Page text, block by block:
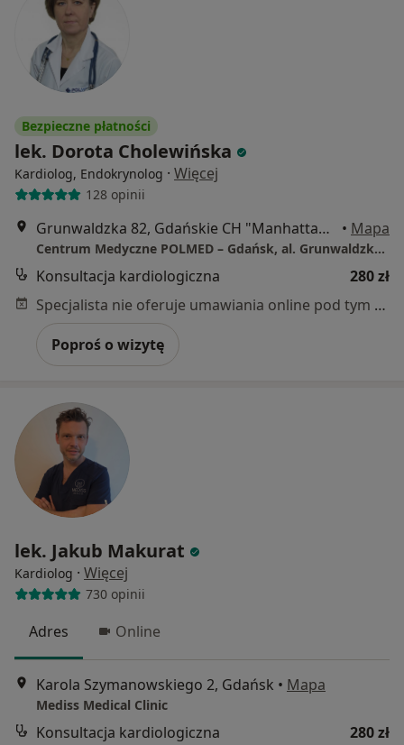
Bezpieczne płatności
lek. Dorota Cholewińska
Kardiolog, Endokrynolog · Więcej
128 opinii
Grunwaldzka 82, Gdańskie CH "Manhattan", Gdańsk • Mapa
Centrum Medyczne POLMED – Gdańsk, al. Grunwaldzka 82
Konsultacja kardiologiczna
280 zł
Specjalista nie oferuje umawiania online pod tym adresem.
Poproś o wizytę
lek. Jakub Makurat
Kardiolog · Więcej
730 opinii
Adres Online
Karola Szymanowskiego 2, Gdańsk • Mapa
Mediss Medical Clinic
Konsultacja kardiologiczna
280 zł